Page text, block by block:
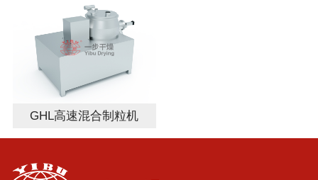
GHL高速混合制粒机